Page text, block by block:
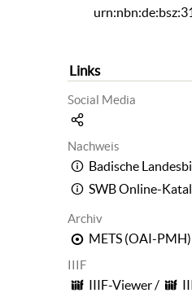
Links
Social Media
Nachweis
Badische
SWB Online-
Archiv
METS (OAI-PMH)
IIIF
IIIF-Viewer/